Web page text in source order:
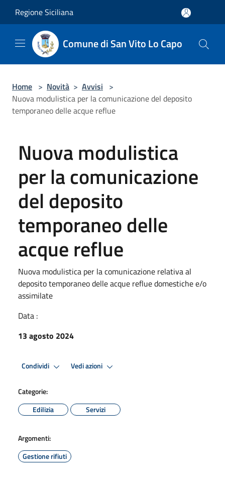
Regione Siciliana
Comune di San Vito Lo Capo
Home > Novità > Avvisi >
Nuova modulistica per la comunicazione del deposito
temporaneo delle acque reflue
Nuova modulistica
per la comunicazione
del deposito
temporaneo delle
acque reflue
Nuova modulistica per la comunicazione relativa al
deposito temporaneo delle acque reflue domestiche e/o
assimilate
Data :
13 agosto 2024
Condividi Vedi azioni
Categorie:
Edilizia
Servizi
Argomenti:
Gestione rifiuti